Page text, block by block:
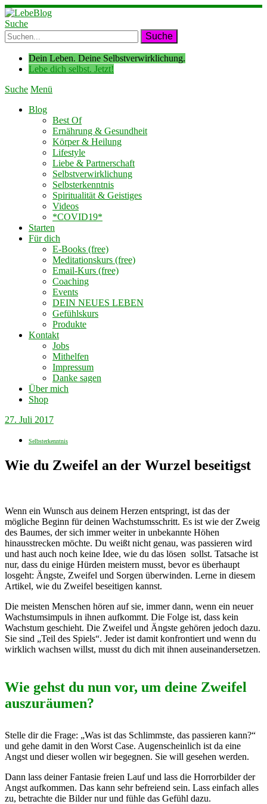
Suche
Dein Leben. Deine Selbstverwirklichung.
Lebe dich selbst. Jetzt!
Suche Menü
Blog
Best Of
Ernährung & Gesundheit
Körper & Heilung
Lifestyle
Liebe & Partnerschaft
Selbstverwirklichung
Selbsterkenntnis
Spiritualität & Geistiges
Videos
*COVID19*
Starten
Für dich
E-Books (free)
Meditationskurs (free)
Email-Kurs (free)
Coaching
Events
DEIN NEUES LEBEN
Gefühlskurs
Produkte
Kontakt
Jobs
Mithelfen
Impressum
Danke sagen
Über mich
Shop
27. Juli 2017
Selbsterkenntnis
Wie du Zweifel an der Wurzel beseitigst
Wenn ein Wunsch aus deinem Herzen entspringt, ist das der
mögliche Beginn für deinen Wachstumsschritt. Es ist wie der Zweig
des Baumes, der sich immer weiter in unbekannte Höhen
hinausstrecken möchte. Du weißt nicht genau, was passieren wird
und hast auch noch keine Idee, wie du das lösen sollst. Tatsache ist
nur, dass du einige Hürden meistern musst, bevor es überhaupt
losgeht: Ängste, Zweifel und Sorgen überwinden. Lerne in diesem
Artikel, wie du Zweifel beseitigen kannst.
Die meisten Menschen hören auf sie, immer dann, wenn ein neuer
Wachstumsimpuls in ihnen aufkommt. Die Folge ist, dass kein
Wachstum geschieht. Die Zweifel und Ängste gehören jedoch dazu.
Sie sind „Teil des Spiels“. Jeder ist damit konfrontiert und wenn du
wirklich wachsen willst, musst du dich mit ihnen auseinandersetzen.
Wie gehst du nun vor, um deine Zweifel
auszuräumen?
Stelle dir die Frage: „Was ist das Schlimmste, das passieren kann?“
und gehe damit in den Worst Case. Augenscheinlich ist da eine
Angst und dieser wollen wir begegnen. Sie will gesehen werden.
Dann lass deiner Fantasie freien Lauf und lass die Horrorbilder der
Angst aufkommen. Das kann sehr befreiend sein. Lass einfach alles
zu, betrachte die Bilder nur und fühle das Gefühl dazu.